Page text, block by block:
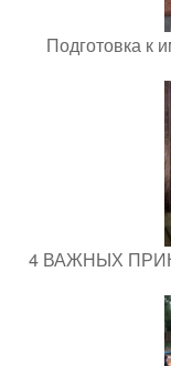
Подготовка к
4 ВАЖНЫХ